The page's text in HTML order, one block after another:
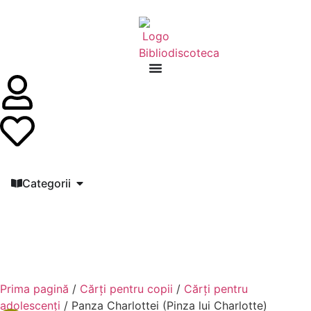
Categorii
Prima pagină / Cărți pentru copii / Cărți pentru
adolescenți / Panza Charlottei (Pinza lui Charlotte)